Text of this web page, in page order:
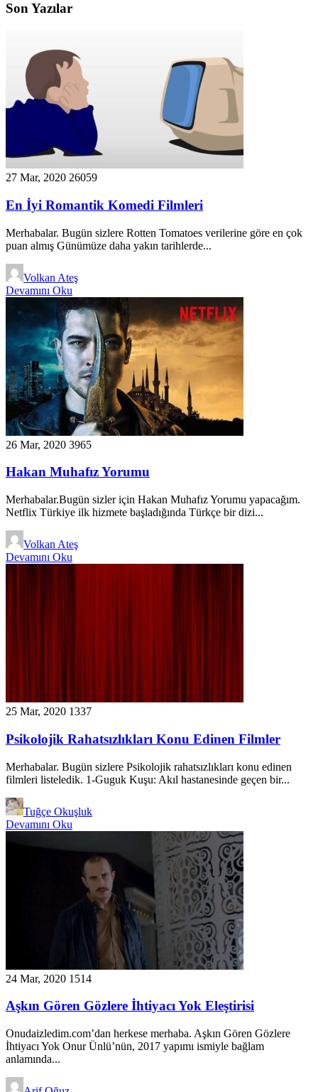
Son Yazılar
27 Mar, 2020 26059
En İyi Romantik Komedi Filmleri
Merhabalar. Bugün sizlere Rotten Tomatoes verilerine göre en çok
puan almış Günümüze daha yakın tarihlerde...
Volkan Ateş
Devamını Oku
26 Mar, 2020 3965
Hakan Muhafız Yorumu
Merhabalar.Bugün sizler için Hakan Muhafız Yorumu yapacağım.
Netflix Türkiye ilk hizmete başladığında Türkçe bir dizi...
Volkan Ateş
Devamını Oku
25 Mar, 2020 1337
Psikolojik Rahatsızlıkları Konu Edinen Filmler
Merhabalar. Bugün sizlere Psikolojik rahatsızlıkları konu edinen
filmleri listeledik. 1-Guguk Kuşu: Akıl hastanesinde geçen bir...
Tuğçe Okuşluk
Devamını Oku
24 Mar, 2020 1514
Aşkın Gören Gözlere İhtiyacı Yok Eleştirisi
Onudaizledim.com’dan herkese merhaba. Aşkın Gören Gözlere
İhtiyacı Yok Onur Ünlü’nün, 2017 yapımı ismiyle bağlam
anlamında...